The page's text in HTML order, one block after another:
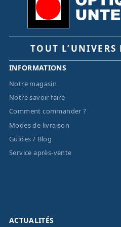
TOUT L’UNIVERS
INFORMATIONS
Notre magasin
Notre savoir faire
Comment commander ?
Modes de livraison
Guides / Blog
Service après-vente
ACTUALITÉS